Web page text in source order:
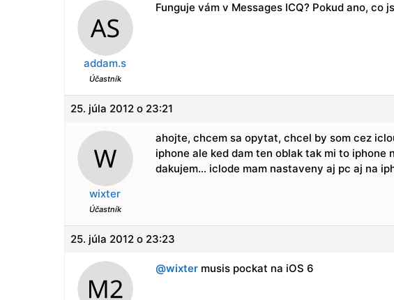
addam.s
Účastník
Funguje vám v Messages ICQ? Pokud ano, co
25. júla 2012 o 23:21
wixter
Účastník
ahojte, chcem sa opytat, chcel by som cez
iphone ale ked dam ten oblak tak mi to iphone
dakujem… iclode mam nastaveny aj pc aj na
25. júla 2012 o 23:23
@wixter musis pockat na iOS 6